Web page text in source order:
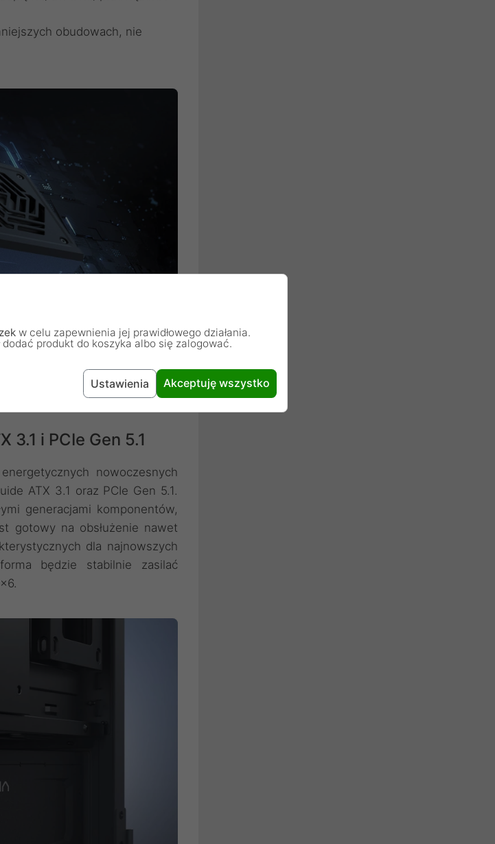
obudowach, nie
i PCIe Gen 5.1
nowoczesnych
ATX 3.1 oraz PCIe Gen 5.1.
generacjami komponentów,
gotowy na obsłużenie nawet
dla najnowszych
będzie stabilnie zasilać
w celu zapewnienia jej prawidłowego działania.
dodać produkt do koszyka albo się zalogować.
Ustawienia Akceptuję wszystko